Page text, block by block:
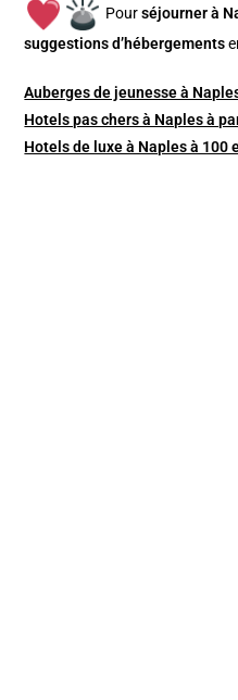
Pourséjourner à
suggestions d’hébergements
Auberges de jeunesse à
Hotels pas chers à Naples à
Hotels de luxe à Naples à 100